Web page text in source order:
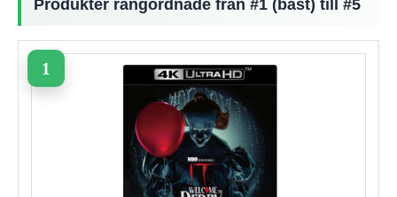
Produkter rangordnade från #1 (bäst) till #5